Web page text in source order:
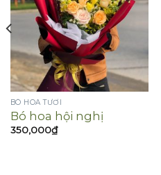
BÓ HOA TƯƠI
Bó hoa hội nghị
350,000₫